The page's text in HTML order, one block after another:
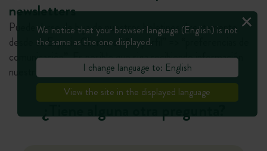
newsletters
Puede darse de baja de nuestros boletines directamente
desde su Espacio Cliente en “mi perfil” => “preferencias de
comunicación”. Es posible que siga recibiendo información
nuestra mientras se actualizan nuestros sistemas.
¿Tiene alguna otra pregunta?
We notice that your browser language (English) is not
the same as the one displayed.
I change language to: English
View the site in the displayed language